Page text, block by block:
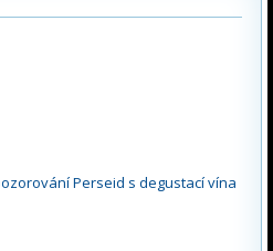
Perseid s degustací vína